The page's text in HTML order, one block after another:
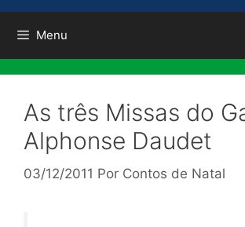
Menu
As três Missas do
Alphonse Daudet
03/12/2011 Por Contos de Natal